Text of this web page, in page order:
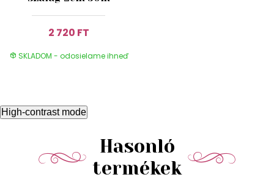
2 720 FT
SKLADOM - odosielame ihneď
High-contrast mode
Hasonló
termékek